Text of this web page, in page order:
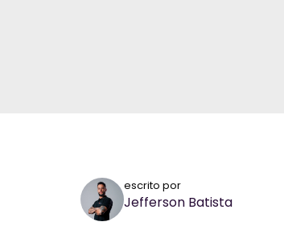
escrito por
Jefferson Batista